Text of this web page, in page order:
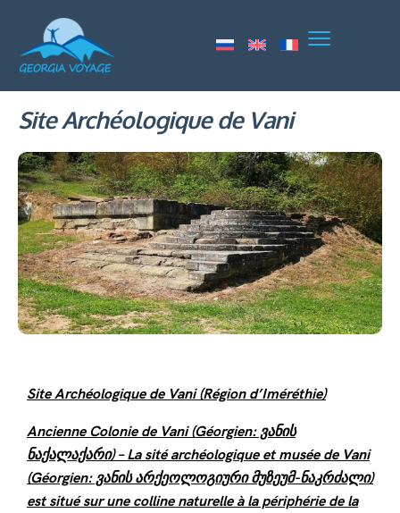
Site Archéologique de Vani
Site Archéologiquede Vani (Région d’Iméréthie)
Ancienne Colonie de Vani (Géorgien: ვანის
ნაქალაქარი) – La sité archéologique et musée de Vani
(Géorgien: ვანის არქეოლოგიური მუზეუმ-ნაკრძალი)
est situé sur une colline naturelle à la périphérie de la